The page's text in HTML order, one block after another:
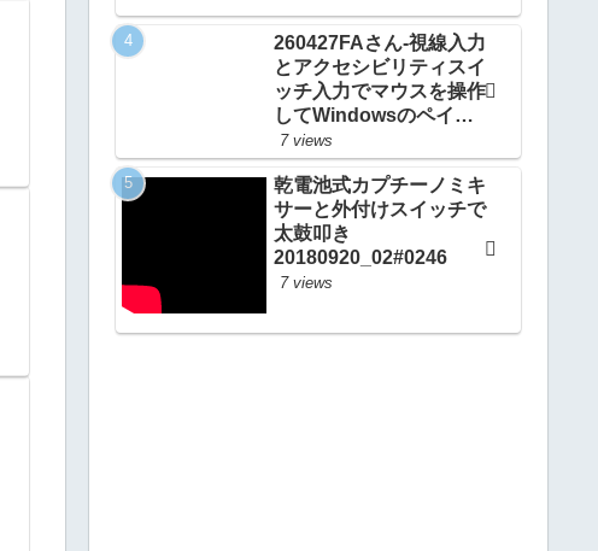
20250412_#0967
260427FAさん-視線入力
とアクセシビリティスイ
ッチ入力でマウスを操作
してWindowsのペイン
トアプリで人物画と名前
のサインをかく
20260503_ #1081
7 views
乾電池式カプチーノミキ
サーと外付けスイッチで
太鼓叩き
20180920_02#0246
7 views